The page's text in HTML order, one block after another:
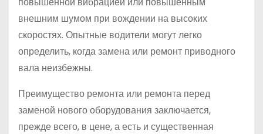
внешним шумом при вождении на высоких
скоростях. Опытные водители могут легко
определить, когда замена или ремонт приводного
вала неизбежны.
Преимущество ремонта или ремонта перед
заменой нового оборудования заключается,
прежде всего, в цене, а есть и существенная